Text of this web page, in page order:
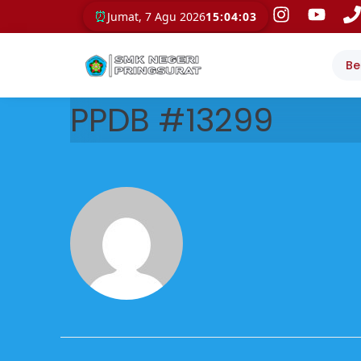
⏰ Jumat, 7 Agu 202615:04:04
PPDB #13299